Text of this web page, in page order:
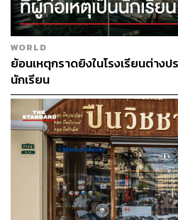
ABOUT THE
อัยย์ลดา แซ่โ
Content
ประเทศ THE
WORLD
ย้อนเหตุกราดยิงในโรงเรียนต่างป
นักเรียน